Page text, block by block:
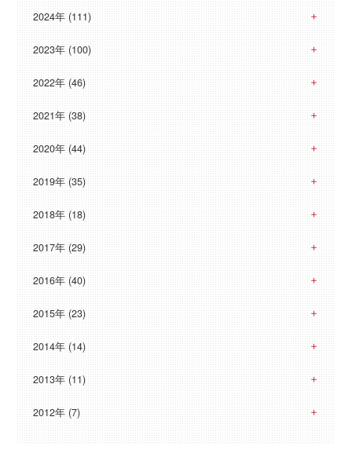
2024年 (111)
2023年 (100)
2022年 (46)
2021年 (38)
2020年 (44)
2019年 (35)
2018年 (18)
2017年 (29)
2016年 (40)
2015年 (23)
2014年 (14)
2013年 (11)
2012年 (7)